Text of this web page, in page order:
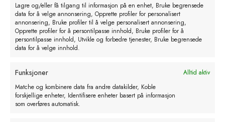
Lagre og/eller få tilgang til informasjon på en enhet, Bruke begrensede
data for å velge annonsering, Opprette profiler for personalisert
annonsering, Bruke profiler til å velge personalisert annonsering,
Opprette profiler for å persontilpasse innhold, Bruke profiler for å
persontilpasse innhold, Utvikle og forbedre tjenester, Bruke begrensede
data for å velge innhold.
Funksjoner
Alltid aktiv
Matche og kombinere data fra andre datakilder, Koble
forskjellige enheter, Identifisere enheter basert på informasjon
som overføres automatisk.
Antahi Kost / flaskekost liten til
sondeslange
Legg i handlekurv